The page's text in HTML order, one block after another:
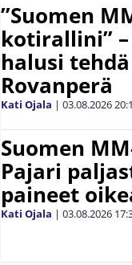
”Suomen
kotirallini”
halusi
Rovanperä
Kati Ojala | 03.08.2026
Suomen
Pajari
paineet
Kati Ojala | 03.08.2026